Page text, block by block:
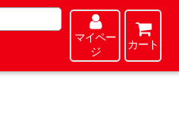
マイペー
ジ
カート